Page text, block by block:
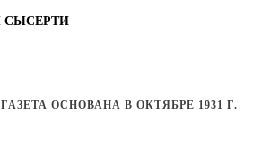
СЫСЕРТИ
ГАЗЕТА ОСНОВАНА В ОКТЯБРЕ 1931 Г.